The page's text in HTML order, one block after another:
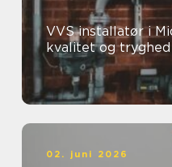
VVS installatør i
kvalitet og tryghed
02. juni 2026